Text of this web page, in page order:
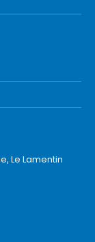
Le Lamentin